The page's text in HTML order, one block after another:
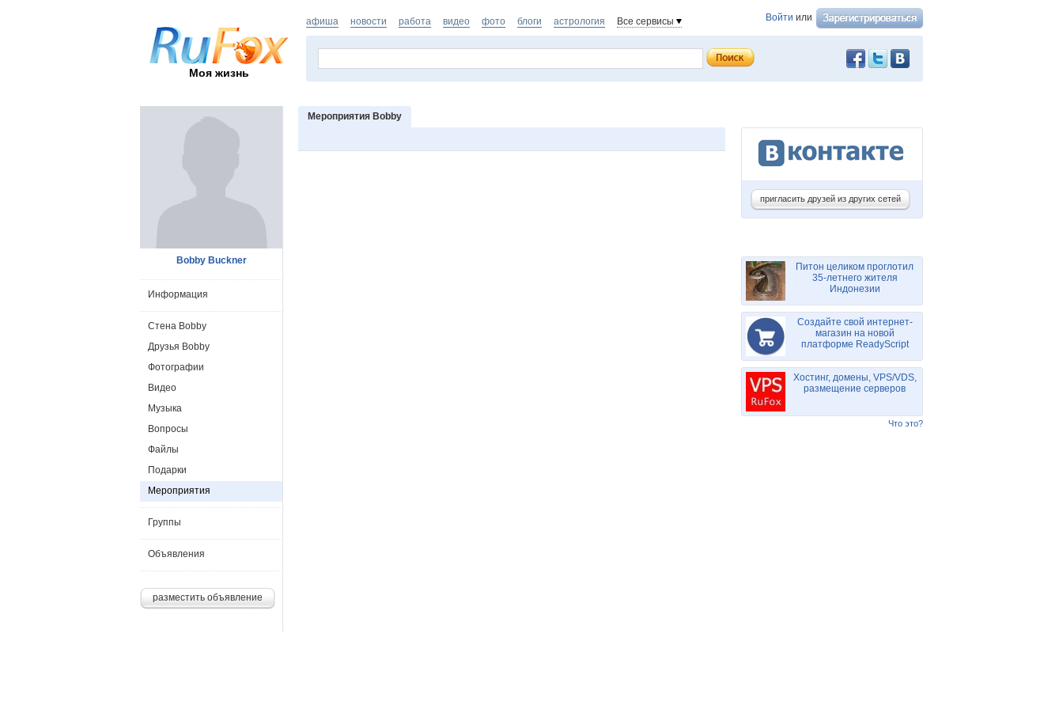
Моя жизнь
Войти или
афиша новости работа видео фото блоги астрология Все сервисы
Мероприятия Bobby
Bobby Buckner
Информация
Стена Bobby
Друзья Bobby
Фотографии
Видео
Музыка
Вопросы
Файлы
Подарки
Мероприятия
Группы
Объявления
разместить объявление
пригласить друзей из других сетей
Питон целиком проглотил
35-летнего жителя
Индонезии
Создайте свой интернет-
магазин на новой
платформе ReadyScript
Хостинг, домены, VPS/VDS,
размещение серверов
Что это?